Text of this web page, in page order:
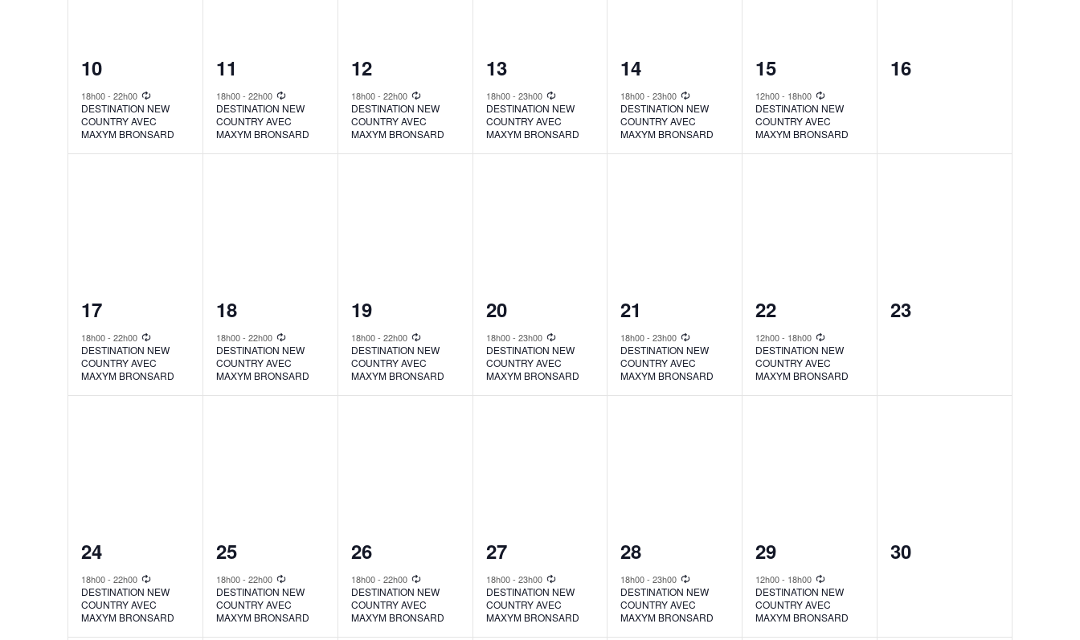
1
event,
10
18h00- 22h00
DESTINATION NEW
COUNTRY AVEC
MAXYM BRONSARD
1
event,
11
18h00- 22h00
DESTINATION NEW
COUNTRY AVEC
MAXYM BRONSARD
1
event,
12
18h00- 22h00
DESTINATION NEW
COUNTRY AVEC
MAXYM BRONSARD
1
event,
13
18h00- 23h00
DESTINATION NEW
COUNTRY AVEC
MAXYM BRONSARD
1
event,
14
18h00-23h00
DESTINATION NEW
COUNTRY AVEC
MAXYM BRONSARD
1
event,
15
12h00- 18h00
DESTINATION NEW
COUNTRY AVEC
MAXYM BRONSARD
0
16
1
event,
17
18h00- 22h00
DESTINATION NEW
COUNTRY AVEC
MAXYM BRONSARD
1
event,
18
18h00- 22h00
DESTINATION NEW
COUNTRY AVEC
MAXYM BRONSARD
1
event,
19
18h00- 22h00
DESTINATION NEW
COUNTRY AVEC
MAXYM BRONSARD
1
event,
20
18h00- 23h00
DESTINATION NEW
COUNTRY AVEC
MAXYM BRONSARD
1
event,
21
18h00-23h00
DESTINATION NEW
COUNTRY AVEC
MAXYM BRONSARD
1
event,
22
12h00- 18h00
DESTINATION NEW
COUNTRY AVEC
MAXYM BRONSARD
0
23
1
event,
24
18h00- 22h00
DESTINATION NEW
COUNTRY AVEC
MAXYM BRONSARD
1
event,
25
18h00- 22h00
DESTINATION NEW
COUNTRY AVEC
MAXYM BRONSARD
1
event,
26
18h00- 22h00
DESTINATION NEW
COUNTRY AVEC
MAXYM BRONSARD
1
event,
27
18h00- 23h00
DESTINATION NEW
COUNTRY AVEC
MAXYM BRONSARD
1
event,
28
18h00-23h00
DESTINATION NEW
COUNTRY AVEC
MAXYM BRONSARD
1
event,
29
12h00- 18h00
DESTINATION NEW
COUNTRY AVEC
MAXYM BRONSARD
0
30